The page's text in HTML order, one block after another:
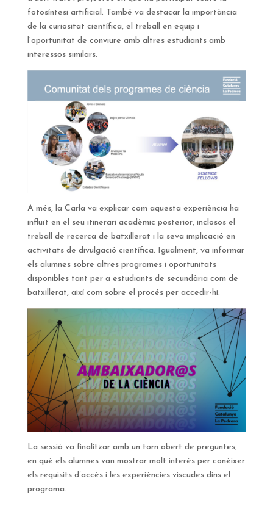
fotosíntesi artificial. També va destacar la importància
de la curiositat científica, el treball en equip i
l’oportunitat de conviure amb altres estudiants amb
interessos similars.
A més, la Carla va explicar com aquesta experiència ha
influït en el seu itinerari acadèmic posterior, inclosos el
treball de recerca de batxillerat i la seva implicació en
activitats de divulgació científica. Igualment, va informar
els alumnes sobre altres programes i oportunitats
disponibles tant per a estudiants de secundària com de
batxillerat, així com sobre el procés per accedir-hi.
La sessió va finalitzar amb un torn obert de preguntes,
en què els alumnes van mostrar molt interès per conèixer
els requisits d’accés i les experiències viscudes dins el
programa.